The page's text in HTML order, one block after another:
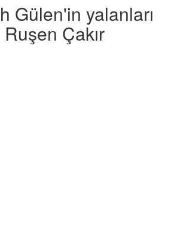
Gülen'in yalanları
Çakır